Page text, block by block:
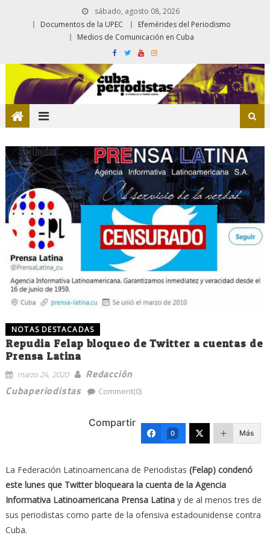
sábado, agosto 08, 2026
Documentos de la UPEC
Efemérides del Periodismo
Medios de Comunicación en Cuba
NOTAS DESTACADAS
Repudia Felap bloqueo de Twitter a cuentas de
Prensa Latina
marzo 24, 2020
Redacción
Cubaperiodistas
Comment(0)
Compartir
0 Más
La Federación Latinoamericana de Periodistas (Felap) condenó
este lunes que Twitter bloqueara la cuenta de la Agencia
Informativa Latinoamericana Prensa Latinay de al menos tres de
sus periodistas como parte de la ofensiva estadounidense contra
Cuba.